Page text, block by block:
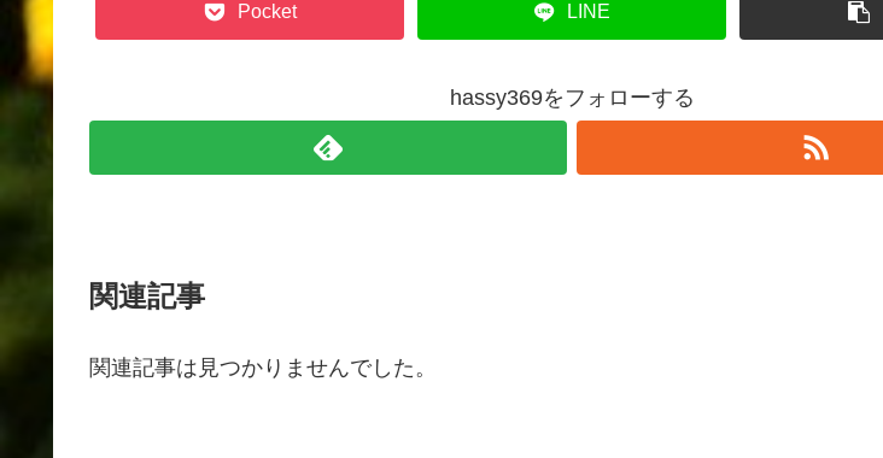
Pocket LINE
hassy369をフォローする
関連記事
関連記事は見つかりませんでした。